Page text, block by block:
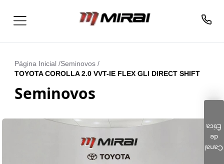
Página Inicial /Seminovos /
TOYOTA COROLLA 2.0 VVT-IE FLEX GLI DIRECT SHIFT
Seminovos
Canal
de
Ética
Clique aqui e preencha o
canal seguro